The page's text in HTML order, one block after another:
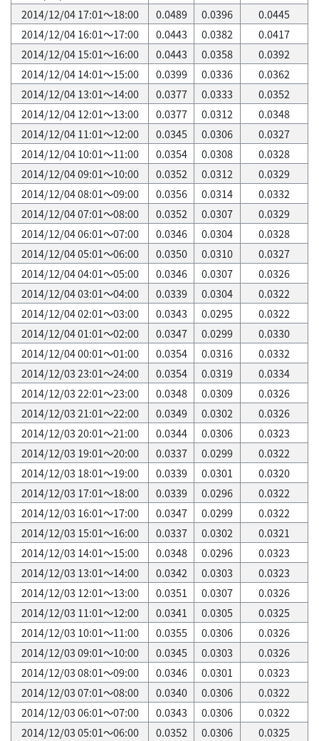
2014/12/04 17:01～18:00
0.0489 0.0396
0.0445
2014/12/04 16:01～17:00
0.0443 0.0382
0.0417
2014/12/04 15:01～16:00
0.0443 0.0358
0.0392
2014/12/04 14:01～15:00
0.0399 0.0336
0.0362
2014/12/04 13:01～14:00
0.0377 0.0333
0.0352
2014/12/04 12:01～13:00
0.0377 0.0312
0.0348
2014/12/04 11:01～12:00
0.0345 0.0306
0.0327
2014/12/04 10:01～11:00
0.0354 0.0308
0.0328
2014/12/04 09:01～10:00
0.0352 0.0312
0.0329
2014/12/04 08:01～09:00
0.0356 0.0314
0.0332
2014/12/04 07:01～08:00
0.0352 0.0307
0.0329
2014/12/04 06:01～07:00
0.0346 0.0304
0.0328
2014/12/04 05:01～06:00
0.0350 0.0310
0.0327
2014/12/04 04:01～05:00
0.0346 0.0307
0.0326
2014/12/04 03:01～04:00
0.0339 0.0304
0.0322
2014/12/04 02:01～03:00
0.0343 0.0295
0.0322
2014/12/04 01:01～02:00
0.0347 0.0299
0.0330
2014/12/04 00:01～01:00
0.0354 0.0316
0.0332
2014/12/03 23:01～24:00
0.0354 0.0319
0.0334
2014/12/03 22:01～23:00
0.0348 0.0309
0.0326
2014/12/03 21:01～22:00
0.0349 0.0302
0.0326
2014/12/03 20:01～21:00
0.0344 0.0306
0.0323
2014/12/03 19:01～20:00
0.0337 0.0299
0.0322
2014/12/03 18:01～19:00
0.0339 0.0301
0.0320
2014/12/03 17:01～18:00
0.0339 0.0296
0.0322
2014/12/03 16:01～17:00
0.0347 0.0299
0.0322
2014/12/03 15:01～16:00
0.0337 0.0302
0.0321
2014/12/03 14:01～15:00
0.0348 0.0296
0.0323
2014/12/03 13:01～14:00
0.0342 0.0303
0.0323
2014/12/03 12:01～13:00
0.0351 0.0307
0.0326
2014/12/03 11:01～12:00
0.0341 0.0305
0.0325
2014/12/03 10:01～11:00
0.0355 0.0306
0.0326
2014/12/03 09:01～10:00
0.0345 0.0303
0.0326
2014/12/03 08:01～09:00
0.0346 0.0301
0.0323
2014/12/03 07:01～08:00
0.0340 0.0306
0.0322
2014/12/03 06:01～07:00
0.0343 0.0306
0.0322
2014/12/03 05:01～06:00
0.0352 0.0306
0.0325